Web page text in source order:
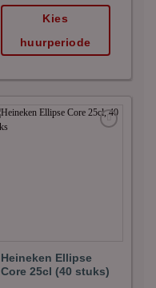
Kies
huurperiode
Heineken Ellipse
Core 25cl (40 stuks)